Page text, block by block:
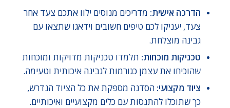
הדרכה אישית: מדריכים מנוסים ילוו אתכם צעד אחר
צעד, יעניקו לכם טיפים חשובים וידאגו שתצאו עם
גבינה מוצלחת.
טכניקות מוכחות: תלמדו טכניקות מדויקות ומוכחות
שהוכיחו את עצמן כגורמות לגבינה איכותית וטעימה.
ציוד מקצועי: הסדנה מספקת את כל הציוד הנדרש,
כך שתוכלו להתנסות עם כלים מקצועיים ואיכותיים.